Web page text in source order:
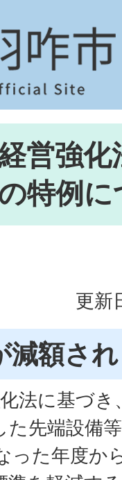
営強
特例
更新
減額さ
法に基づき
た先端設備
った年度か